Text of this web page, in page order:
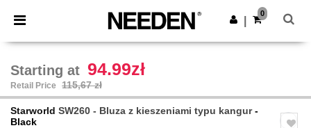
× Aplikacja Needen
Lepsze ceny w aplikacji!
Pobierz app
0
Starting at 94.99zł
Retail Price 115,67 zł
Starworld SW260 - Bluza z kieszeniami typu kangur-
Black